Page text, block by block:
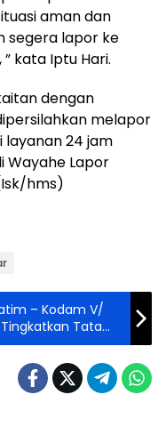
aman dan
segera lapor ke
kata Iptu Hari.
dengan
melapor
24 jam
Wayahe Lapor
hms)
– Kodam V/
Tata